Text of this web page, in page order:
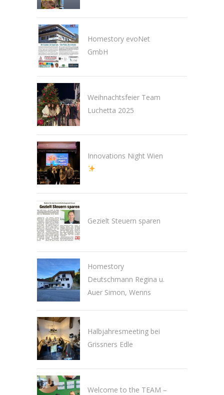
Homestory evoNet
GmbH
Weihnachtsfeier Team
Luchetta 2025
Innovations Night Wien
Gezielt Steuern sparen
Homestory
Deutschmann Regina u.
Auer Simon, Wenns
Halbjahresmeeting bei
Grissners Edle
Welcome to the TEAM –